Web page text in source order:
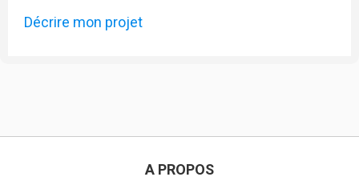
Décrire mon projet
A PROPOS